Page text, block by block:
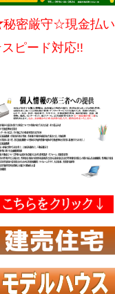
秘密厳守☆現金払い
ピード対応!!